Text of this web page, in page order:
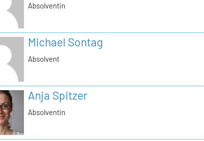
Absolventin
Michael Sontag
Absolvent
Anja Spitzer
Absolventin